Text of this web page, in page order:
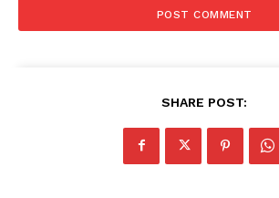
News Week
Magazine PRO
SHARE POST: